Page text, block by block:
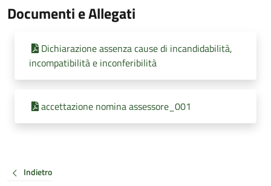
Documenti e Allegati
Dichiarazione assenza cause di incandidabilità,
incompatibilità e inconferibilità
accettazione nomina assessore_001
Indietro